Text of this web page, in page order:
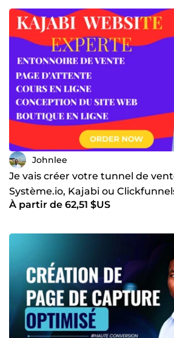
Johnlee
Je vais créer votre tunnel de
Système.io, Kajabi ou
À partir de 62,51 $US